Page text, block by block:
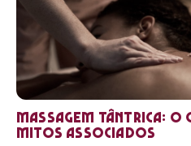
Massagem tântrica: o
mitos associados